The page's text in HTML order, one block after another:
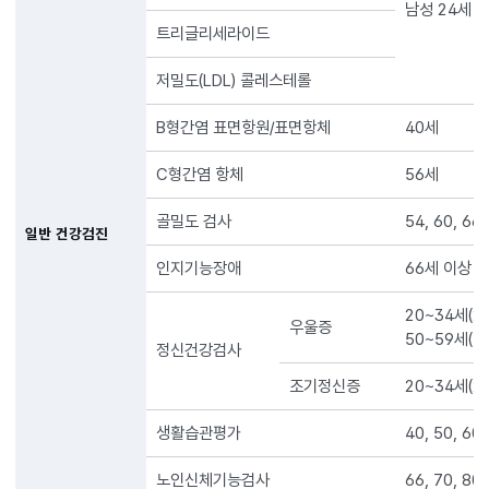
일반 건강검진
남성 24세
트리글리세라이드
저밀도(LDL) 콜레스테롤
B형간염 표면항원/표면항체 40세
C형간염 항체 56세
골밀도 검사 54, 60, 66
인지기능장애 66세 이상 2
정신건강검사
우울증
20~34세(2
50~59세(1
조기정신증 20~34세(2
생활습관평가 40, 50, 60,
노인신체기능검사 66, 70, 80